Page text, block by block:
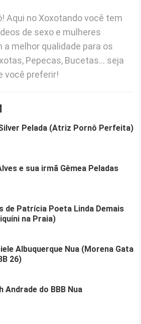
Aqui no Xoxotando você tem
de sexo e mulheres
a melhor qualidade para os
Pepecas, Bucetas... seja
você preferir!
Pelada (Atriz Pornô Perfeita)
e sua irmã Gêmea Peladas
de Patrícia Poeta Linda Demais
na Praia)
Albuquerque Nua (Morena Gata
26)
Andrade do BBB Nua